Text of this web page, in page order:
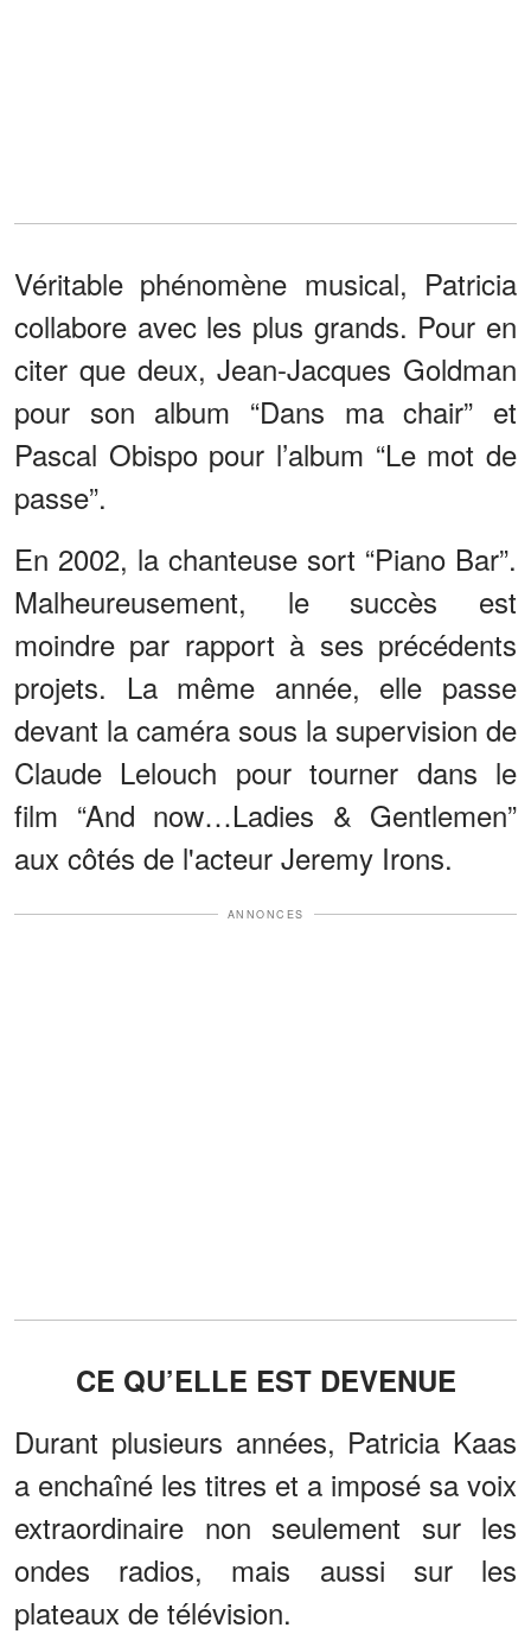
Véritable phénomène musical, Patricia
collabore avec les plus grands. Pour en
citer que deux, Jean-Jacques Goldman
pour son album “Dans ma chair” et
Pascal Obispo pour l’album “Le mot de
passe”.
En 2002, la chanteuse sort “Piano Bar”.
Malheureusement, le succès est
moindre par rapport à ses précédents
projets. La même année, elle passe
devant la caméra sous la supervision de
Claude Lelouch pour tourner dans le
film “And now…Ladies & Gentlemen”
aux côtés de l'acteur Jeremy Irons.
ANNONCES
CE QU’ELLE EST DEVENUE
Durant plusieurs années, Patricia Kaas
a enchaîné les titres et a imposé sa voix
extraordinaire non seulement sur les
ondes radios, mais aussi sur les
plateaux de télévision.